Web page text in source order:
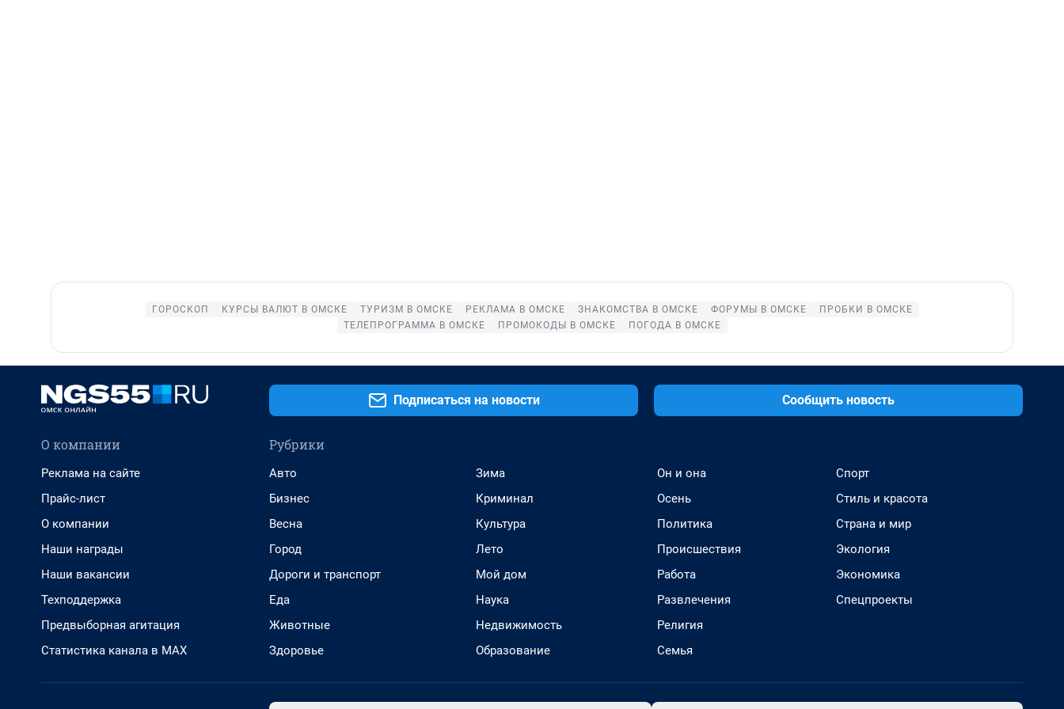
ГОРОСКОП КУРСЫ ВАЛЮТ В ОМСКЕ ТУРИЗМ В ОМСКЕ РЕКЛАМА В ОМСКЕ ЗНАКОМСТВА В ОМСКЕ ФОРУМЫ В ОМСКЕ
ПРОБКИ В ОМСКЕ
ТЕЛЕПРОГРАММА В ОМСКЕ
ПРОМОКОДЫ В ОМСКЕ ПОГОДА В ОМСКЕ
Подписаться на новости Сообщить новость
О компании
Реклама на сайте
Прайс-лист
О компании
Наши награды
Наши вакансии
Техподдержка
Предвыборная агитация
Статистика канала в MAX
Рубрики
Авто
Бизнес
Весна
Город
Дороги и транспорт
Еда
Животные
Здоровье
Зима
Криминал
Культура
Лето
Мой дом
Наука
Недвижимость
Образование
Он и она
Осень
Политика
Происшествия
Работа
Развлечения
Религия
Семья
Спорт
Стиль и красота
Страна и мир
Экология
Экономика
Спецпроекты